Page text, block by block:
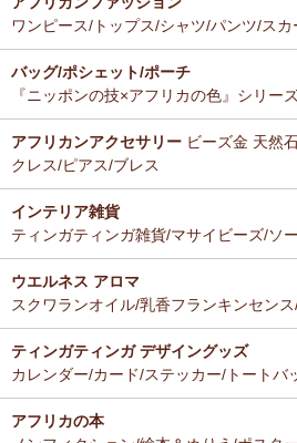
ーナー新入荷！
12/16：ガウチョパンツ～キテンゲ◇ハ
新作登場！～楽ちんクロップド丈～
12/16：キテンゲ 本革ショルダーミニバ
キテンゲ◇ハイクオリティ◇で仕立てた
技×アフリカの色』
12/4：ティンガティンガ・アート～Mサ
名ごとに2つのカテゴリーでご紹介します
→ 作家名 A―L
→ 作家名 M―Z
12/4：ティンガティンガ・アート～チャ
入荷！
私たちバラカは、チャリンダが遺して
らも大切に紹介してまいります。
ナー新入荷！
とても美味しくて毎日使っています。どの
す。
Ａ さまより ティンガティンガ・ア
ドゥケさんの画は数年前から気になって
ることにしました。とても楽しみにしてお
バラカの紅茶は香りがよくて大好きです。
だきます。
Ｓ さまより キテンゲ平ポーチへの
以前プレゼントでいただいた平ポーチ、
日使っています。
今回同じ「中サイズ」を買いましたが、造
で、1センチくらい心持ち小くて母子手帳
でもこちらもカワイイので化粧入れなどに
ワンピース/トップス/シャツ/パンツ/ス
バッグ/ポシェット/ポーチ
『ニッポンの技×アフリカの色』シリー
アフリカンアクセサリー ビーズ金 天然
クレス/ピアス/ブレス
インテリア雑貨
ティンガティンガ雑貨/マサイビーズ/ソ
ウエルネス アロマ
スクワランオイル/乳香フランキンセン
ティンガティンガ デザイングッズ
カレンダー/カード/ステッカー/トートバ
アフリカの本